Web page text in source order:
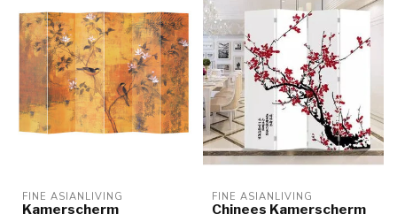
FINE ASIANLIVING
Kamerscherm
FINE ASIANLIVING
Chinees Kamerscherm